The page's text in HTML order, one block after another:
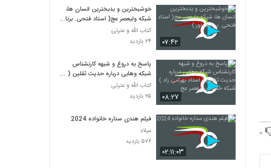
۰
۰۷:۴۲
خوشبخترین و بدبخترین انسان ها،
شبکه ولیعصر عج( استاد فتحی. برنامه
باور )
کتاب الله و عترتی
۲۴ بازدید
۰۸:۲۷
پاسخ به دروغ و شبهه کارنشناس
شبکه وهابی درباره حدیث ثقلین (
استاد بهرامی زاد ) شبکه حضرت
ولیعصر عج
کتاب الله و عترتی
۲۵ بازدید
۰۲:۱۱:۰۳
فیلم هندی ستاره خانواده 2024
میلاد
۵۷۶ بازدید